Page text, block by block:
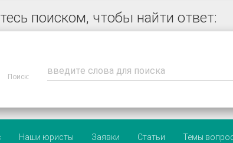
поиском, чтобы найти ответ:
Поиск:
Наши юристы Заявки Статьи Темы